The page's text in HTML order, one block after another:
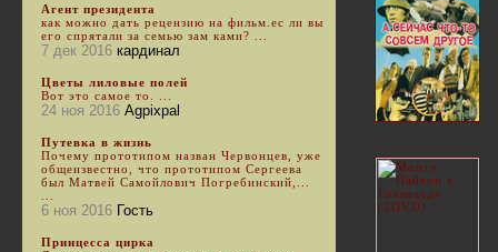
Агент президента
как можно дать рецензию на фильм.ес ли вы
его спрятали за семью зам ками? ...
7 дек 2016 кардинал
Цветы лиловые полей
Вот это самое то. ...
24 ноя 2016 Agpixpal
Путевка в жизнь
Почему прототипом назван Червонцев, уже
общеизвестно, что прототипом Сергеева
был Матвей Самойлович Погребинский,...
6 ноя 2016 Гость
Принцесса цирка